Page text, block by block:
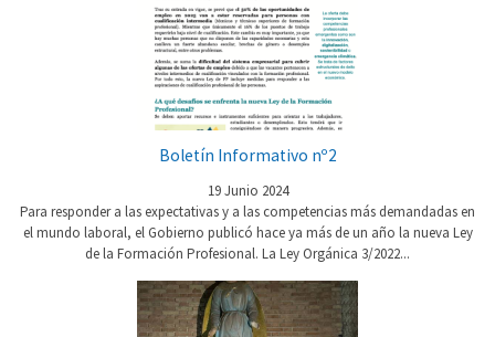
Boletín Informativo nº2
19 Junio 2024
Para responder a las expectativas y a las competencias más demandadas en
el mundo laboral, el Gobierno publicó hace ya más de un año la nueva Ley
de la Formación Profesional. La Ley Orgánica 3/2022...